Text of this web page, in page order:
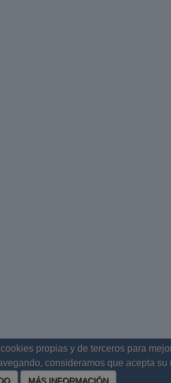
propias y de terceros para
consideramos que acepta su
MÁS INFORMACIÓN